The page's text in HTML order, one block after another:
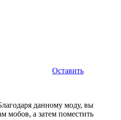
Оставить
данному моду, вы
мобов, а затем поместить